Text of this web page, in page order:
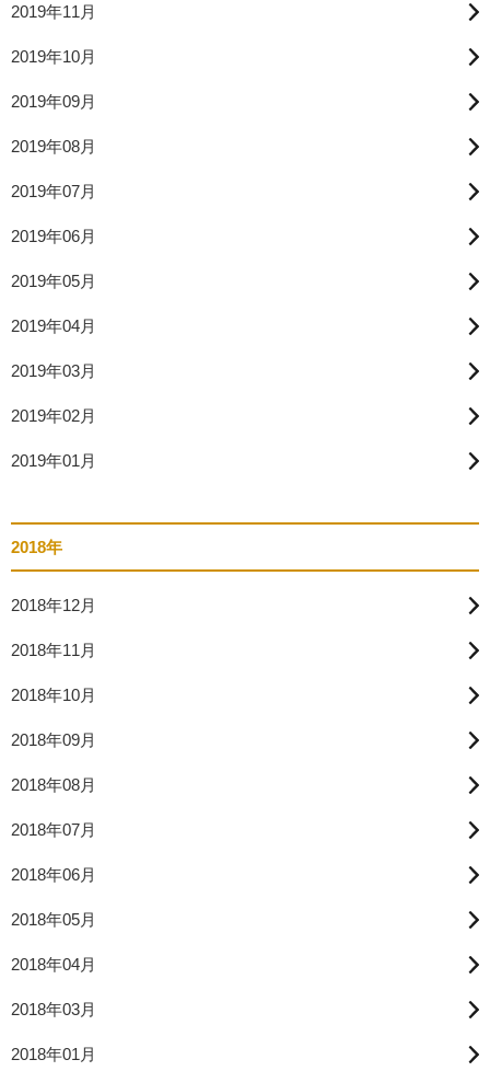
2019年11月
2019年10月
2019年09月
2019年08月
2019年07月
2019年06月
2019年05月
2019年04月
2019年03月
2019年02月
2019年01月
2018年
2018年12月
2018年11月
2018年10月
2018年09月
2018年08月
2018年07月
2018年06月
2018年05月
2018年04月
2018年03月
2018年01月